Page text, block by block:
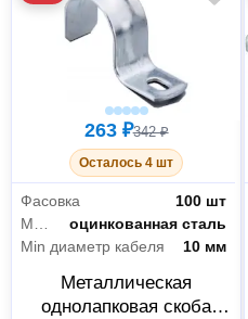
263 ₽342 ₽
Осталось 4 шт
Фасовка
100 шт
оцинкованная сталь
Min диаметр кабеля
10 мм
Металлическая
однолапковая скоба